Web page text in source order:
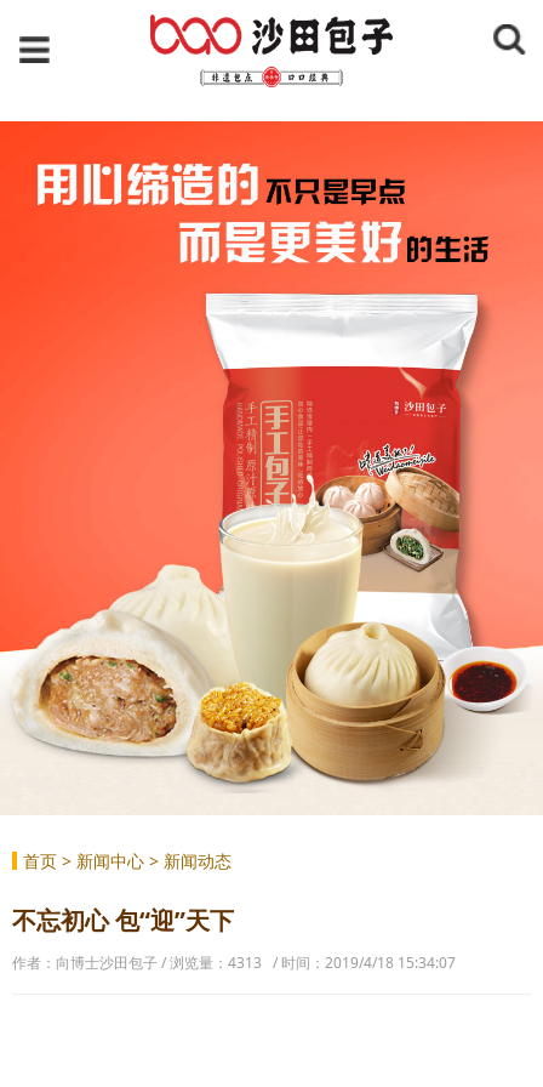
首页 > 新闻中心 > 新闻动态
不忘初心 包“迎”天下
作者：向博士沙田包子 / 浏览量：4313 / 时间：2019/4/18 15:34:07